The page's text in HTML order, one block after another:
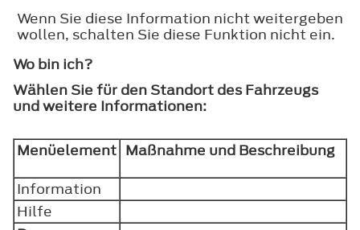
Wenn Sie diese Information nicht weitergeben
wollen, schalten Sie diese Funktion nicht ein.
Wo bin ich?
Wählen Sie für den Standort des Fahrzeugs
und weitere Informationen:
Menüelement Maßnahme und Beschreibung
Information
Hilfe